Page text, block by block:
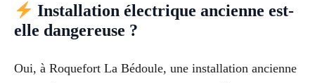
Installation électrique ancienne est-
elle dangereuse ?
Oui, à Roquefort La Bédoule, une installation ancienne